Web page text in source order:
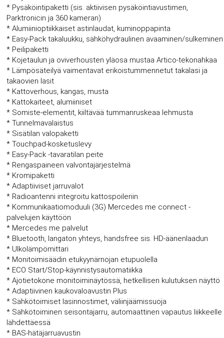
* Pysäköintipaketti (sis. aktiivisen pysäköintiavustimen,
Parktronicin ja 360 kameran)
* Alumiinioptiikkaiset astinlaudat, kuminoppapinta
* Easy-Pack takaluukku, sähköhydraulinen avaaminen/sulkeminen
* Peilipaketti
* Kojetaulun ja oviverhousten yläosa mustaa Artico-tekonahkaa
* Lämpösäteilyä vaimentavat erikoistummennetut takalasi ja
takaovien lasit
* Kattoverhous, kangas, musta
* Kattokaiteet, alumiiniset
* Somiste-elementit, kiiltävää tummanruskeaa lehmusta
* Tunnelmavalaistus
* Sisätilan valopaketti
* Touchpad-kosketuslevy
* Easy-Pack -tavaratilan peite
* Rengaspaineen valvontajärjestelmä
* Kromipaketti
* Adaptiiviset jarruvalot
* Radioantenni integroitu kattospoileriin
* Kommunikaatiomoduuli (3G) Mercedes me connect -
palvelujen käyttöön
* Mercedes me palvelut
* Bluetooth, langaton yhteys, handsfree sis. HD-äänenlaadun
* Ulkolämpömittari
* Monitoimisäädin etukyynärnojan etupuolella
* ECO Start/Stop-käynnistysautomatiikka
* Ajotietokone monitoiminäytössä, hetkellisen kulutuksen näyttö
* Adaptiivinen kaukovaloavustin Plus
* Sähkötoimiset lasinnostimet, väliinjäämissuoja
* Sähkötoiminen seisontajarru, automaattinen vapautus liikkeelle
lähdettäessä
* BAS-hätäjarruavustin